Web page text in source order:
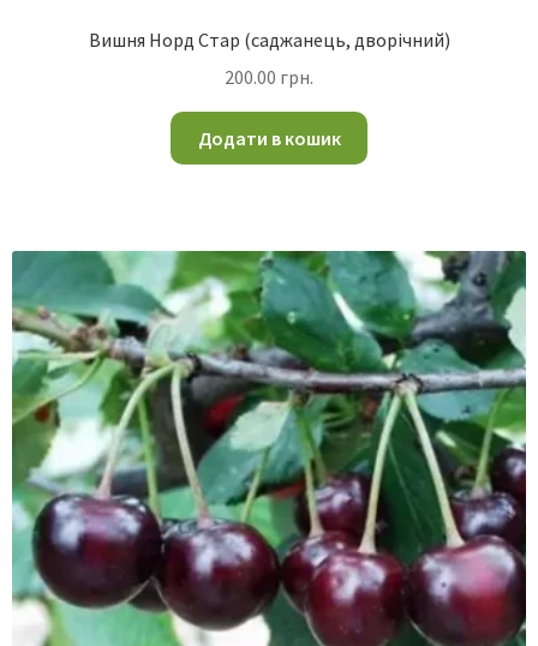
Вишня Норд Стар (саджанець, дворічний)
200.00 грн.
Додати в кошик